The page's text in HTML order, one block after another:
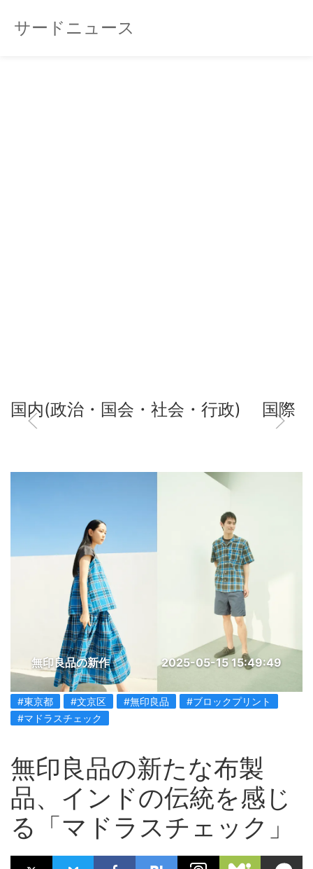
サードニュース
国内(政治・国会・社会・行政) 国際
無印良品の新作 2025-05-15 15:49:49
#東京都 #文京区 #無印良品
#ブロックプリント
#マドラスチェック
無印良品の新たな布製
品、インドの伝統を感じ
る「マドラスチェック」